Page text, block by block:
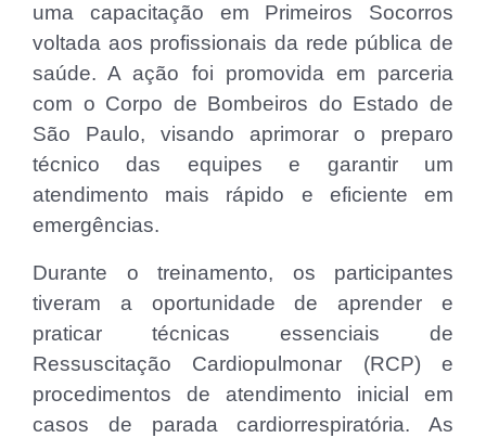
uma capacitação em Primeiros Socorros
voltada aos profissionais da rede pública de
saúde. A ação foi promovida em parceria
com o Corpo de Bombeiros do Estado de
São Paulo, visando aprimorar o preparo
técnico das equipes e garantir um
atendimento mais rápido e eficiente em
emergências.
Durante o treinamento, os participantes
tiveram a oportunidade de aprender e
praticar técnicas essenciais de
Ressuscitação Cardiopulmonar (RCP) e
procedimentos de atendimento inicial em
casos de parada cardiorrespiratória. As